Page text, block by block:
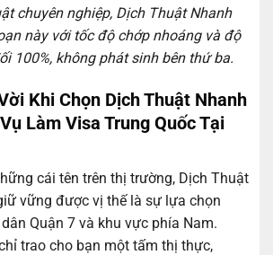
chuyên nghiệp, Dịch Thuật Nhanh
này với tốc độ chớp nhoáng và độ
100%, không phát sinh bên thứ ba.
Khi Chọn Dịch Thuật Nhanh
Làm Visa Trung Quốc Tại
cái tên trên thị trường, Dịch Thuật
vững được vị thế là sự lựa chọn
Quận 7 và khu vực phía Nam.
trao cho bạn một tấm thị thực,